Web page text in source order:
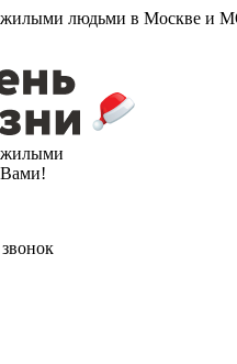
людьми в Москве и
Вами!
звонок